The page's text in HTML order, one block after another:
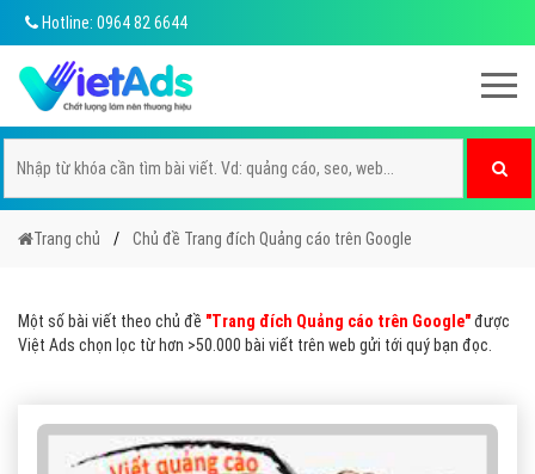
Hotline: 0964 82 6644
Trang chủ Chủ đề Trang đích Quảng cáo trên Google
Một số bài viết theo chủ đề "Trang đích Quảng cáo trên Google"được
Việt Ads chọn lọc từ hơn >50.000 bài viết trên web gửi tới quý bạn đọc.